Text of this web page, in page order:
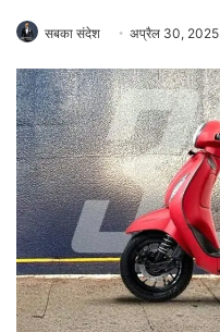
सबका संदेश अप्रैल 30, 2025